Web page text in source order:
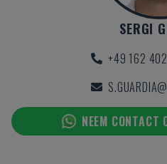
SERGI
+49 162
NEEM CONTACT